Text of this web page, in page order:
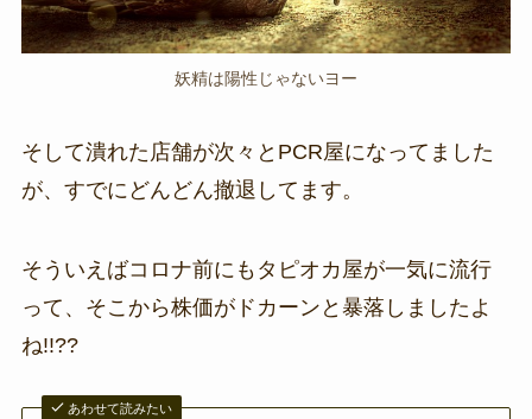
妖精は陽性じゃないヨー
そして潰れた店舗が次々とPCR屋になってました
が、すでにどんどん撤退してます。
そういえばコロナ前にもタピオカ屋が一気に流行
って、そこから株価がドカーンと暴落しましたよ
ね!!??
あわせて読みたい